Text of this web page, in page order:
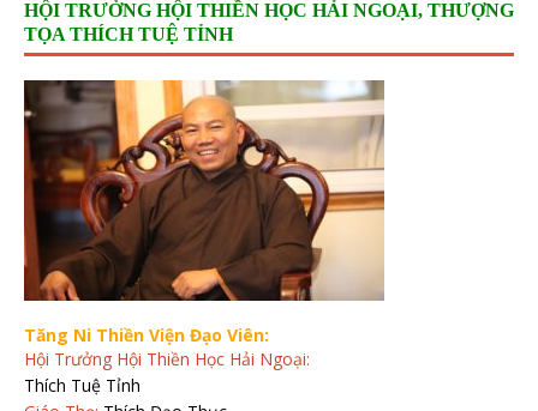
HỘI TRƯỞNG HỘI THIỀN HỌC HẢI NGOẠI, THƯỢNG
TỌA THÍCH TUỆ TỈNH
Tăng Ni Thiền Viện Đạo Viên:
Hội Trưởng Hội Thiền Học Hải Ngoại:
Thích Tuệ Tỉnh